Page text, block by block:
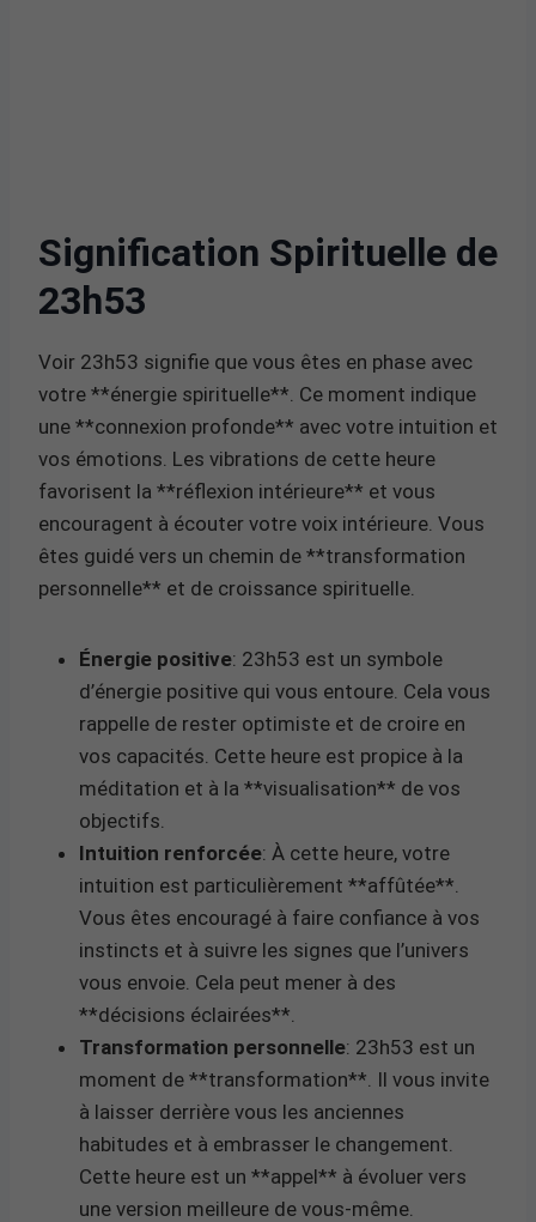
Signification Spirituelle de
23h53
Voir 23h53 signifie que vous êtes en phase avec
votre **énergie spirituelle**. Ce moment indique
une **connexion profonde** avec votre intuition et
vos émotions. Les vibrations de cette heure
favorisent la **réflexion intérieure** et vous
encouragent à écouter votre voix intérieure. Vous
êtes guidé vers un chemin de **transformation
personnelle** et de croissance spirituelle.
Énergie positive: 23h53 est un symbole
d’énergie positive qui vous entoure. Cela vous
rappelle de rester optimiste et de croire en
vos capacités. Cette heure est propice à la
méditation et à la **visualisation** de vos
objectifs.
Intuition renforcée: À cette heure, votre
intuition est particulièrement **affûtée**.
Vous êtes encouragé à faire confiance à vos
instincts et à suivre les signes que l’univers
vous envoie. Cela peut mener à des
**décisions éclairées**.
Transformation personnelle: 23h53 est un
moment de **transformation**. Il vous invite
à laisser derrière vous les anciennes
habitudes et à embrasser le changement.
Cette heure est un **appel** à évoluer vers
une version meilleure de vous-même.